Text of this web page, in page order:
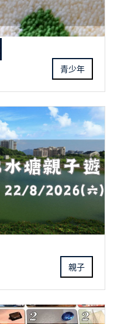
青少年
親子